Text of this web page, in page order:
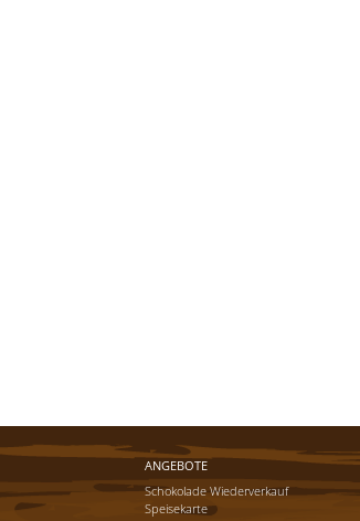
ANGEBOTE
Schokolade Wiederverkauf
Speisekarte